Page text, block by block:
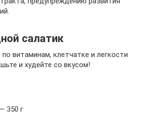
салатик
витаминам, клетчатке и легкости
и худейте со вкусом!
350 г